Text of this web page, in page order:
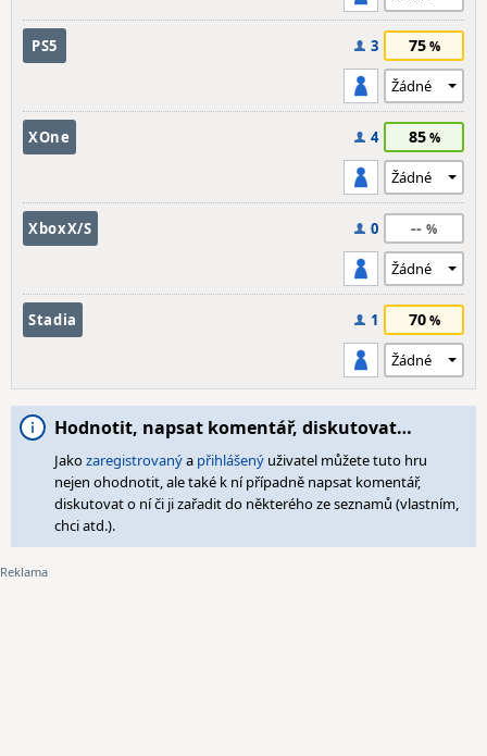
PS5 3 75
XOne 4 85
XboxX/S 0 --
Stadia 1 70
Hodnotit, napsat komentář, diskutovat…
Jakozaregistrovanýa přihlášený uživatel můžete tuto hru
nejen ohodnotit, ale také k ní případně napsat komentář,
diskutovat o ní či ji zařadit do některého ze seznamů (vlastním,
chci atd.).